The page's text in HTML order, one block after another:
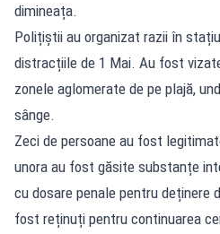
dimineața.
Polițiștii au organizat razii în
distracțiile de 1 Mai. Au fost
zonele aglomerate de pe plajă,
sânge.
Zeci de persoane au fost
unora au fost găsite substanțe
cu dosare penale pentru deținere
fost reținuți pentru continuarea